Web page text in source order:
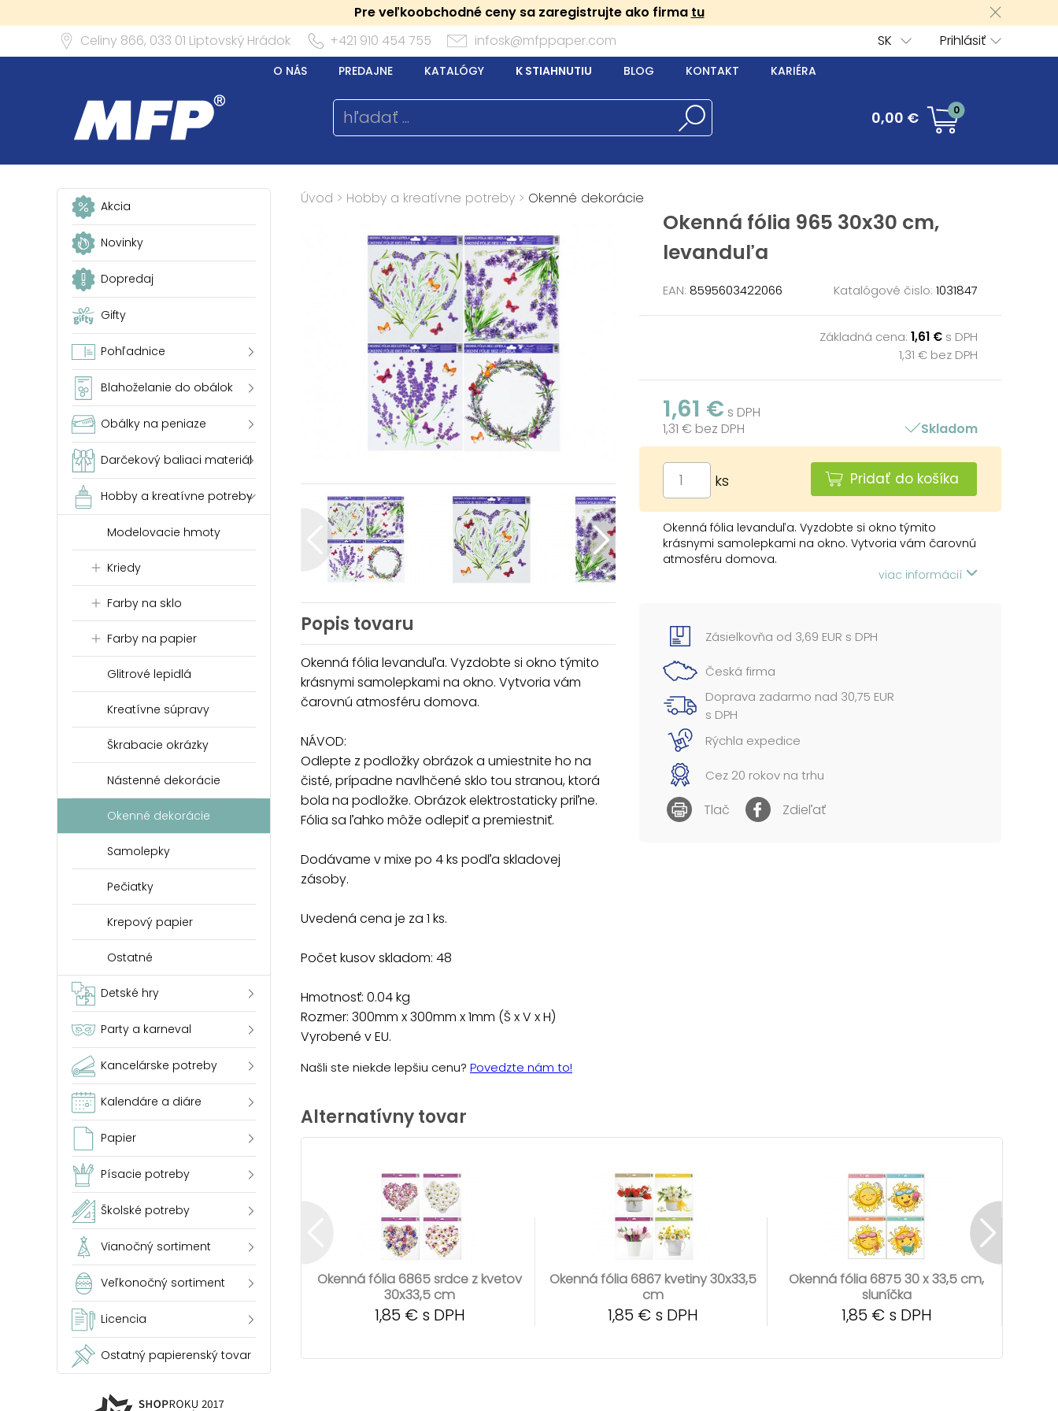
Pre veľkoobchodné ceny sa zaregistrujte ako firma tu
Celiny 866, 033 01 Liptovský Hrádok +421 910 454 755 infosk@mfppaper.com Prihlásiť
SK
O NÁS PREDAJNE KATALÓGY K STIAHNUTIU BLOG KONTAKT KARIÉRA
0,00 € 0
Akcia
Novinky
Dopredaj
Gifty
Pohľadnice
Blahoželanie do obálok
Obálky na peniaze
Darčekový baliaci materiál
Hobby a kreatívne potreby
Modelovacie hmoty
Kriedy
Farby na sklo
Farby na papier
Glitrové lepidlá
Kreatívne súpravy
Škrabacie okrázky
Nástenné dekorácie
Okenné dekorácie
Samolepky
Pečiatky
Krepový papier
Ostatné
Detské hry
Party a karneval
Kancelárske potreby
Kalendáre a diáre
Papier
Písacie potreby
Školské potreby
Vianočný sortiment
Veľkonočný sortiment
Licencia
Ostatný papierenský tovar
Úvod > Hobby a kreatívne potreby > Okenné dekorácie
Okenná fólia 965 30x30 cm,
levanduľa
EAN: 8595603422066 Katalógové čislo: 1031847
Základná cena: 1,61 € s DPH
1,31 € bez DPH
1,61 € s DPH
1,31 € bez DPH
Skladom
ks Pridať do košíka
Okenná fólia levanduľa. Vyzdobte si okno týmito
krásnymi samolepkami na okno. Vytvoria vám čarovnú
atmosféru domova.
podložke. Obrázok elektrostaticky priľne. Fólia sa ľahko
Dodávame v mixe po 4 ks podľa skladovej zásoby.
Uvedená cena je za 1 ks....
viac informácií
Popis tovaru
Okenná fólia levanduľa. Vyzdobte si okno týmito
krásnymi samolepkami na okno. Vytvoria vám
čarovnú atmosféru domova.
NÁVOD:
Odlepte z podložky obrázok a umiestnite ho na
čisté, prípadne navlhčené sklo tou stranou, ktorá
bola na podložke. Obrázok elektrostaticky priľne.
Fólia sa ľahko môže odlepiť a premiestniť.
Dodávame v mixe po 4 ks podľa skladovej
zásoby.
Uvedená cena je za 1 ks.
Počet kusov skladom: 48
Hmotnosť: 0.04 kg
Rozmer: 300mm x 300mm x 1mm (Š x V x H)
Vyrobené v EU.
Našli ste niekde lepšiu cenu? Povedzte nám to!
Zásielkovňa od 3,69 EUR s DPH
Česká firma
Doprava zadarmo nad 30,75 EUR
s DPH
Rýchla expedice
Cez 20 rokov na trhu
Tlač Zdieľať
Alternatívny tovar
Okenná fólia 6865 srdce z kvetov
30x33,5 cm
1,85 € s DPH
Okenná fólia 6867 kvetiny 30x33,5
cm
1,85 € s DPH
Okenná fólia 6875 30 x 33,5 cm,
sluníčka
1,85 € s DPH